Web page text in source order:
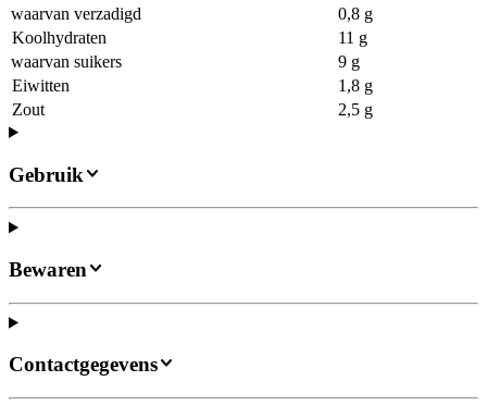
waarvan verzadigd
0,8 g
Koolhydraten
11 g
waarvan suikers
9 g
Eiwitten
1,8 g
Zout
2,5 g
Gebruik
Bewaren
Contactgegevens